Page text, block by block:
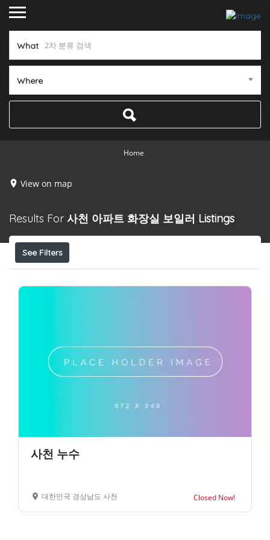
What
Where
Home
View on map
Results For 사천 아파트 화장실 보일러 Listings
See Filters
사천 누수
대한민국 경상남도 사천 Closed Now!